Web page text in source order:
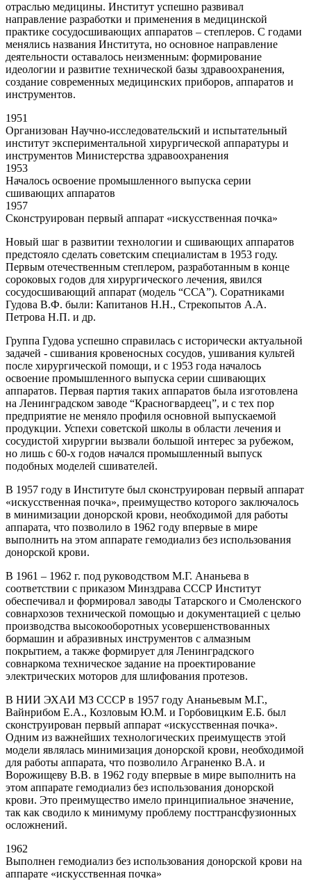
отраслью медицины. Институт успешно развивал
направление разработки и применения в медицинской
практике сосудосшивающих аппаратов – степлеров. С годами
менялись названия Института, но основное направление
деятельности оставалось неизменным: формирование
идеологии и развитие технической базы здравоохранения,
создание современных медицинских приборов, аппаратов и
инструментов.
1951
Организован Научно-исследовательский и испытательный
институт экспериментальной хирургической аппаратуры и
инструментов Министерства здравоохранения
1953
Началось освоение промышленного выпуска серии
сшивающих аппаратов
1957
Сконструирован первый аппарат «искусственная почка»
Новый шаг в развитии технологии и сшивающих аппаратов
предстояло сделать советским специалистам в 1953 году.
Первым отечественным степлером, разработанным в конце
сороковых годов для хирургического лечения, явился
сосудосшивающий аппарат (модель “ССА”). Соратниками
Гудова В.Ф. были: Капитанов Н.Н., Стрекопытов А.А.
Петрова Н.П. и др.
Группа Гудова успешно справилась с исторически актуальной
задачей - сшивания кровеносных сосудов, ушивания культей
после хирургической помощи, и с 1953 года началось
освоение промышленного выпуска серии сшивающих
аппаратов. Первая партия таких аппаратов была изготовлена
на Ленинградском заводе “Красногвардеец”, и с тех пор
предприятие не меняло профиля основной выпускаемой
продукции. Успехи советской школы в области лечения и
сосудистой хирургии вызвали большой интерес за рубежом,
но лишь с 60-х годов начался промышленный выпуск
подобных моделей сшивателей.
В 1957 году в Институте был сконструирован первый аппарат
«искусственная почка», преимущество которого заключалось
в минимизации донорской крови, необходимой для работы
аппарата, что позволило в 1962 году впервые в мире
выполнить на этом аппарате гемодиализ без использования
донорской крови.
В 1961 – 1962 г. под руководством М.Г. Ананьева в
соответствии с приказом Минздрава СССР Институт
обеспечивал и формировал заводы Татарского и Смоленского
совнархозов технической помощью и документацией с целью
производства высокооборотных усовершенствованных
бормашин и абразивных инструментов с алмазным
покрытием, а также формирует для Ленинградского
совнаркома техническое задание на проектирование
электрических моторов для шлифования протезов.
В НИИ ЭХАИ МЗ СССР в 1957 году Ананьевым М.Г.,
Вайнрибом Е.А., Козловым Ю.М. и Горбовицким Е.Б. был
сконструирован первый аппарат «искусственная почка».
Одним из важнейших технологических преимуществ этой
модели являлась минимизация донорской крови, необходимой
для работы аппарата, что позволило Аграненко В.А. и
Ворожищеву В.В. в 1962 году впервые в мире выполнить на
этом аппарате гемодиализ без использования донорской
крови. Это преимущество имело принципиальное значение,
так как сводило к минимуму проблему посттрансфузионных
осложнений.
1962
Выполнен гемодиализ без использования донорской крови на
аппарате «искусственная почка»